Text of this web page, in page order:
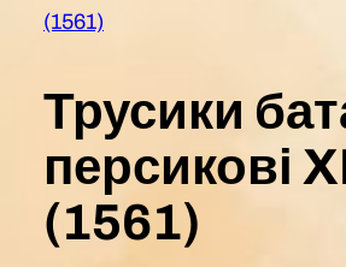
Трусики
персикові
(1561)